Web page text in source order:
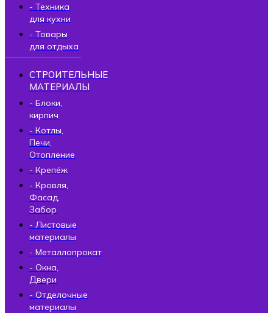
- Техника
для кухни
- Товары
для отдыха
СТРОИТЕЛЬНЫЕ
МАТЕРИАЛЫ
- Блоки,
кирпич
- Котлы,
Печи,
Отопление
- Крепёж
- Кровля,
Фасад,
Забор
- Листовые
материалы
- Металлопрокат
- Окна,
Двери
- Отделочные
материалы